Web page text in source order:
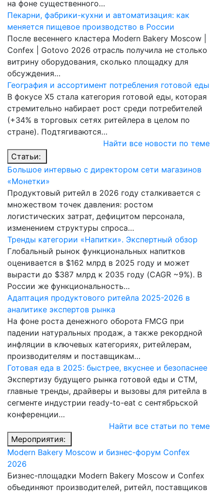
на фоне существенного…
Пекарни, фабрики-кухни и автоматизация: как
меняется пищевое производство в России
После весеннего кластера Modern Bakery Moscow |
Confex | Gotovo 2026 отрасль получила не столько
витрину оборудования, сколько площадку для
обсуждения…
География и ассортимент потребления готовой еды
В фокусе X5 стала категория готовой еды, которая
стремительно набирает рост среди потребителей
(+34% в торговых сетях ритейлера в целом по
стране). Подтягиваются…
Найти все новости по теме
Статьи:
Большое интервью с директором сети магазинов
«Монетки»
Продуктовый ритейл в 2026 году сталкивается с
множеством точек давления: ростом
логистических затрат, дефицитом персонала,
изменением структуры спроса…
Тренды категории «Напитки». Экспертный обзор
Глобальный рынок функциональных напитков
оценивается в $162 млрд в 2025 году и может
вырасти до $387 млрд к 2035 году (CAGR ~9%). В
России же функциональность…
Адаптация продуктового ритейла 2025-2026 в
аналитике экспертов рынка
На фоне роста денежного оборота FMCG при
падении натуральных продаж, а также рекордной
инфляции в ключевых категориях, ритейлерам,
производителям и поставщикам…
Готовая еда в 2025: быстрее, вкуснее и безопаснее
Экспертизу будущего рынка готовой еды и СТМ,
главные тренды, драйверы и вызовы для ритейла в
сегменте индустрии ready-to-eat с сентябрьской
конференции…
Найти все статьи по теме
Мероприятия:
Modern Bakery Moscow и бизнес-форум Confex
2026
Бизнес-площадки Modern Bakery Moscow и Confex
объединяют производителей, ритейл, поставщиков